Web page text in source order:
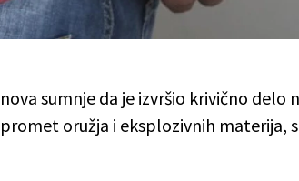
sumnje da je izvršio krivično delo
oružja i eksplozivnih materija,